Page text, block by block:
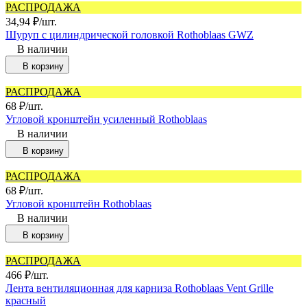
РАСПРОДАЖА
34,94 ₽/шт.
Шуруп с цилиндрической головкой Rothoblaas GWZ
В наличии
В корзину
РАСПРОДАЖА
68 ₽/шт.
Угловой кронштейн усиленный Rothoblaas
В наличии
В корзину
РАСПРОДАЖА
68 ₽/шт.
Угловой кронштейн Rothoblaas
В наличии
В корзину
РАСПРОДАЖА
466 ₽/шт.
Лента вентиляционная для карниза Rothoblaas Vent Grille
красный